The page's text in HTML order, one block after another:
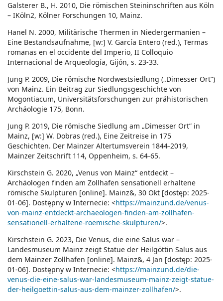
Galsterer B., H. 2010, Die römischen Steininschriften aus Köln
– IKöln2, Kölner Forschungen 10, Mainz.
Hanel N. 2000, Militärische Thermen in Niedergermanien –
Eine Bestandsaufnahme, [w:] V. García Entero (red.), Termas
romanas en el occidente del Imperio, II Colloquio
Internacional de Arqueología, Gijón, s. 23-33.
Jung P. 2009, Die römische Nordwestsiedlung („Dimesser Ort”)
von Mainz. Ein Beitrag zur Siedlungsgeschichte von
Mogontiacum, Universitätsforschungen zur prähistorischen
Archäologie 175, Bonn.
Jung P. 2019, Die römische Siedlung am „Dimesser Ort” in
Mainz, [w:] W. Dobras (red.), Eine Zeitreise in 175
Geschichten. Der Mainzer Altertumsverein 1844-2019,
Mainzer Zeitschrift 114, Oppenheim, s. 64-65.
Kirschstein G. 2020, „Venus von Mainz“ entdeckt –
Archäologen finden am Zollhafen sensationell erhaltene
römische Skulpturen [online]. Mainz&, 30 Okt [dostęp: 2025-
01-06]. Dostępny w Internecie: <https://mainzund.de/venus-
von-mainz-entdeckt-archaeologen-finden-am-zollhafen-
sensationell-erhaltene-roemische-skulpturen/>.
Kirschstein G. 2023, Die Venus, die eine Salus war –
Landesmuseum Mainz zeigt Statue der Heilgöttin Salus aus
dem Mainzer Zollhafen [online]. Mainz&, 4 Jan [dostęp: 2025-
01-06]. Dostępny w Internecie: <https://mainzund.de/die-
venus-die-eine-salus-war-landesmuseum-mainz-zeigt-statue-
der-heilgoettin-salus-aus-dem-mainzer-zollhafen/>.